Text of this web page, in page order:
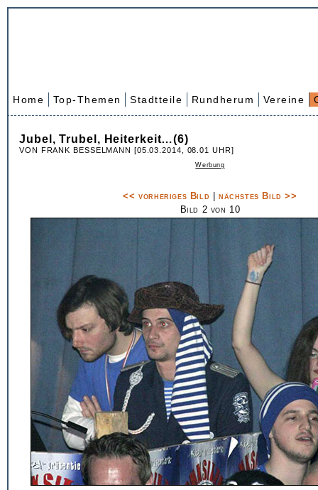
Home Top-Themen Stadtteile Rundherum Vereine
Jubel, Trubel, Heiterkeit…(6)
VON FRANK BESSELMANN [05.03.2014, 08.01 UHR]
Werbung
<< vorheriges Bild
nächstes Bild >>
Bild 2 von 10